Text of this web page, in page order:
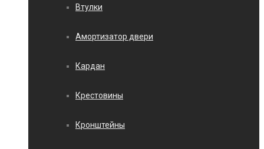
Втулки
Амортизатор двери
Кардан
Крестовины
Кронштейны